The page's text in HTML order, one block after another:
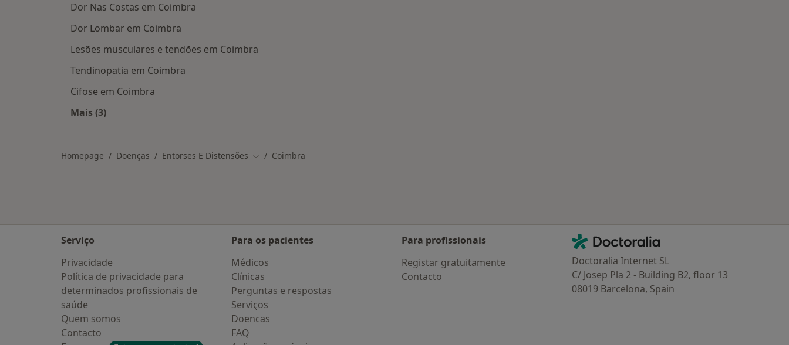
Dor Nas Costas em Coimbra
Dor Lombar em Coimbra
Lesões musculares e tendões em Coimbra
Tendinopatia em Coimbra
Cifose em Coimbra
Mais (3)
Homepage Doenças Entorses E Distensões Mudar de cidade
Coimbra
Serviço
Privacidade
Política de privacidade para
determinados profissionais de
saúde
Quem somos
Contacto
Para os pacientes
Médicos
Clínicas
Perguntas e respostas
Serviços
Doencas
FAQ
Para profissionais
Registar gratuitamente
Contacto
Contacto
Doctoralia - Homepage
Doctoralia Internet SL
C/ Josep Pla 2 - Building B2, floor 13
08019 Barcelona, Spain